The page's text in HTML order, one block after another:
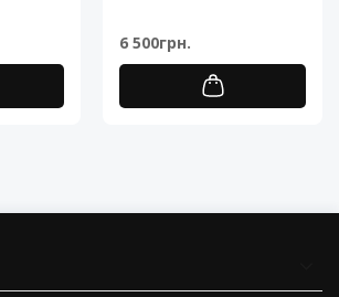
6 500грн.